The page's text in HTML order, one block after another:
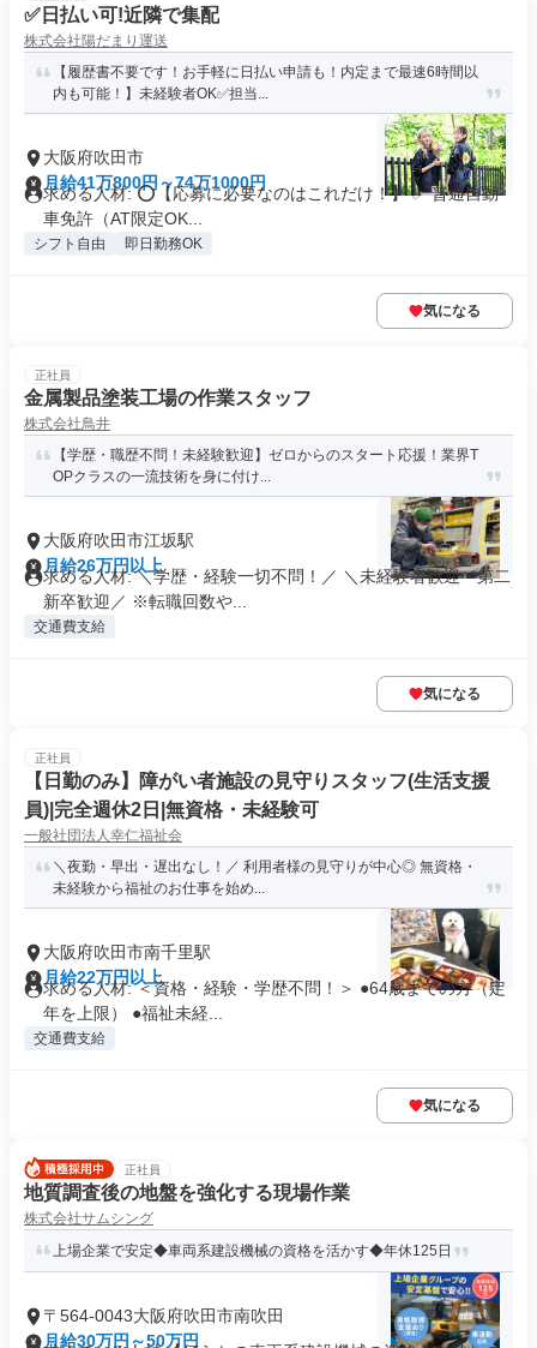
✅日払い可!近隣で集配
株式会社陽だまり運送
【履歴書不要です！お手軽に日払い申請も！内定まで最速6時間以
内も可能！】未経験者OK✅担当...
大阪府吹田市
月給41万800円～74万1000円
求める人材: ⭕️【応募に必要なのはこれだけ！】 ✅ 普通自動
車免許（AT限定OK...
シフト自由 即日勤務OK
気になる
正社員
金属製品塗装工場の作業スタッフ
株式会社鳥井
【学歴・職歴不問！未経験歓迎】ゼロからのスタート応援！業界T
OPクラスの一流技術を身に付け...
大阪府吹田市江坂駅
月給26万円以上
求める人材: ＼学歴・経験一切不問！／ ＼未経験者歓迎・第二
新卒歓迎／ ※転職回数や...
交通費支給
気になる
正社員
【日勤のみ】障がい者施設の見守りスタッフ(生活支援
員)|完全週休2日|無資格・未経験可
一般社団法人幸仁福祉会
＼夜勤・早出・遅出なし！／ 利用者様の見守りが中心◎ 無資格・
未経験から福祉のお仕事を始め...
大阪府吹田市南千里駅
月給22万円以上
求める人材: ＜資格・経験・学歴不問！＞ ●64歳までの方（定
年を上限） ●福祉未経...
交通費支給
気になる
正社員
地質調査後の地盤を強化する現場作業
株式会社サムシング
上場企業で安定◆車両系建設機械の資格を活かす◆年休125日
〒564-0043大阪府吹田市南吹田
月給30万円～50万円